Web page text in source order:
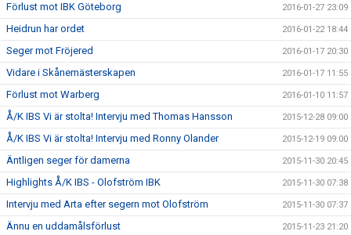
Förlust mot IBK Göteborg 2016-01-27 23:09
Heidrun har ordet 2016-01-22 18:44
Seger mot Fröjered 2016-01-17 20:30
Vidare i Skånemästerskapen 2016-01-17 11:55
Förlust mot Warberg 2016-01-10 11:57
Å/K IBS Vi är stolta! Intervju med Thomas Hansson 2015-12-28 09:00
Å/K IBS Vi är stolta! Intervju med Ronny Olander 2015-12-19 09:00
Äntligen seger för damerna 2015-11-30 20:45
Highlights Å/K IBS - Olofström IBK 2015-11-30 07:38
Intervju med Arta efter segern mot Olofström 2015-11-30 07:37
Ännu en uddamålsförlust 2015-11-23 21:20